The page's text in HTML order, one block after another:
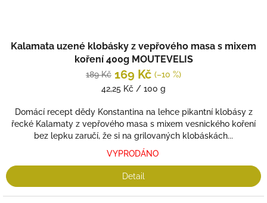
Kalamata uzené klobásky z vepřového masa s mixem
koření 400g MOUTEVELIS
189 Kč 169 Kč (–10 %)
Měrná
42,25 Kč / 100 g
Domácí recept dědy Konstantina na lehce pikantní klobásy z
řecké Kalamaty z vepřového masa s mixem vesnického koření
bez lepku zaručí, že si na grilovaných klobáskách...
VYPRODÁNO
Detail